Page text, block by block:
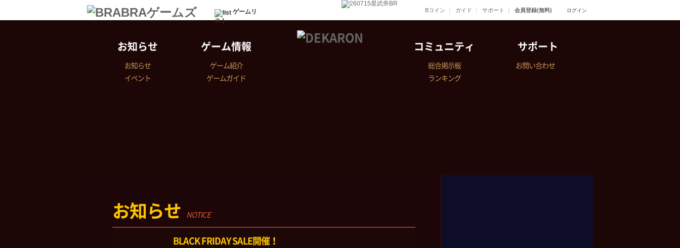
ゲームリ
スト
Bコイン ガイド サポート 会員登録(無料) ログイン
お知らせ
お知らせ
イベント
ゲーム情報
ゲーム紹介
ゲームガイド
コミュニティ
総合掲示板
ランキング
サポート
お問い合わせ
お知らせ NOTICE
BLACK FRIDAY SALE開催！